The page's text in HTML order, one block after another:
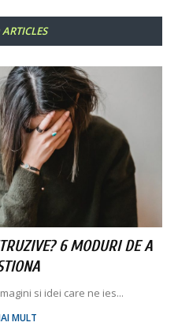
6 MODURI DE A
si idei care ne ies...
MULT